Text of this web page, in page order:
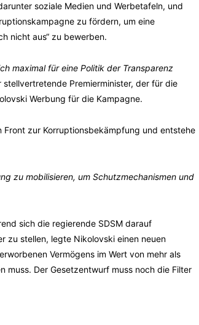
soziale Medien und Werbetafeln, und
zu fördern, um eine
nicht aus“ zu bewerben.
maximal für eine Politik der Transparenz
stellvertretende Premierminister, der für die
Werbung für die Kampagne.
Front zur Korruptionsbekämpfung und entstehe
zu mobilisieren, um Schutzmechanismen und
sich die regierende SDSM darauf
zu stellen, legte Nikolovski einen neuen
Vermögens im Wert von mehr als
muss. Der Gesetzentwurf muss noch die Filter